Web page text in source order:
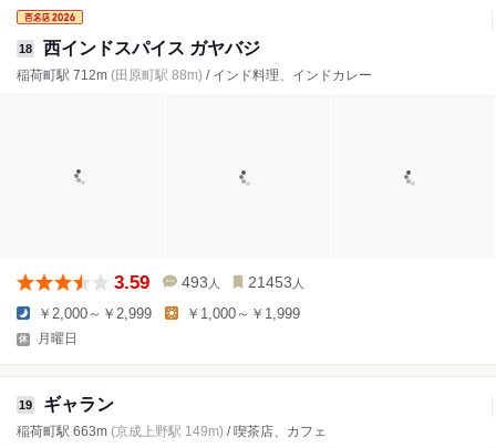
18 西インドスパイス ガヤバジ
稲荷町駅 712m (田原町駅 88m) / インド料理、インドカレー
3.59 493 人 21453 人
￥2,000～￥2,999 ￥1,000～￥1,999
月曜日
19 ギャラン
稲荷町駅 663m (京成上野駅 149m) / 喫茶店、カフェ